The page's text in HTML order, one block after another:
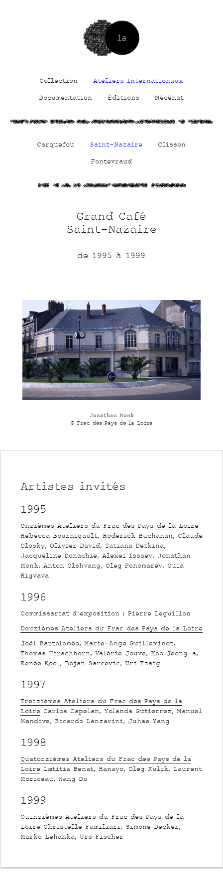
Collection Ateliers Internationaux
Documentation Éditions Mécénat
WuCK PBAxueOThXU UDMXmtSpuVXYUo58XNEw7pe9A Wb3fylJ
Carquefou Saint-Nazaire Clisson
Fontevraud
E9ca Sa yJ3b yIk9RsYubQf3FZOICD1rIUFHChL
Grand Café
Saint-Nazaire
de 1995 à 1999
Jonathan Monk
© Frac des Pays de la Loire
Artistes invités
1995
Onzièmes Ateliers du Frac des Pays de la Loire
Rebecca Bournigault, Roderick Buchanan, Claude
Closky, Olivier David, Tatiana Detkina,
Jacqueline Donachie, Alexei Issaev, Jonathan
Monk, Anton Olshvang, Oleg Ponomarev, Guia
Rigvava
1996
Commissariat d'exposition : Pierre Leguillon
Douzièmes Ateliers du Frac des Pays de la Loire
Joël Bartoloméo, Marie-Ange Guilleminot,
Thomas Hirschhorn, Valérie Jouve, Koo Jeong-a,
Renée Kool, Bojan Sarcevic, Uri Tzaig
1997
Treizièmes Ateliers du Frac des Pays de la
Loire Carlos Capelan, Yolanda Gutierrez, Manuel
Mendive, Ricardo Lanzarini, Juhae Yang
1998
Quatorzièmes Ateliers du Frac des Pays de la
Loire Lætitia Benat, Hanayo, Oleg Kulik, Laurent
Moriceau, Wang Du
1999
Quinzièmes Ateliers du Frac des Pays de la
Loire Christelle Familiari, Simone Decker,
Marko Lehanka, Urs Fischer